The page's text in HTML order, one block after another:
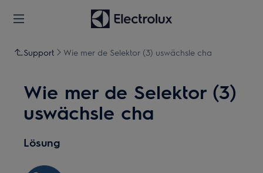
Support Wie mer de Selektor (3) uswächsle cha
Wie mer de Selektor (3)
uswächsle cha
Lösung